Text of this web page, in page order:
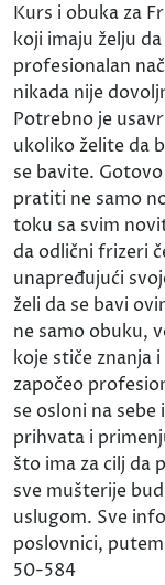
Kurs i obuka za
koji imaju želju
profesionalan
nikada nije
Potrebno je
ukoliko želite da
se bavite.
pratiti ne samo
toku sa svim
da odlični frizeri
unapređujući
želi da se bavi
ne samo obuku,
koje stiče znanja
započeo
se osloni na
prihvata i
što ima za cilj da
sve mušterije
uslugom. Sve
poslovnici,
50-584